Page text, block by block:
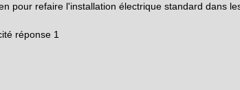
pour refaire l'installation électrique standard dans
réponse 1